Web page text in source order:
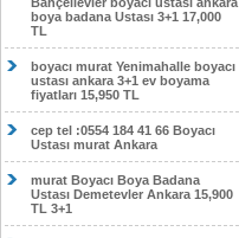
boya badana Ustası 3+1 17,000
TL
boyacı murat Yenimahalle boyacı
ustası ankara 3+1 ev boyama
fiyatları 15,950 TL
cep tel :0554 184 41 66 Boyacı
Ustası murat Ankara
murat Boyacı Boya Badana
Ustası Demetevler Ankara 15,900
TL 3+1